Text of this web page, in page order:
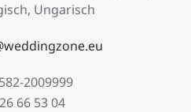
Ungarisch
2009999
66 53 04